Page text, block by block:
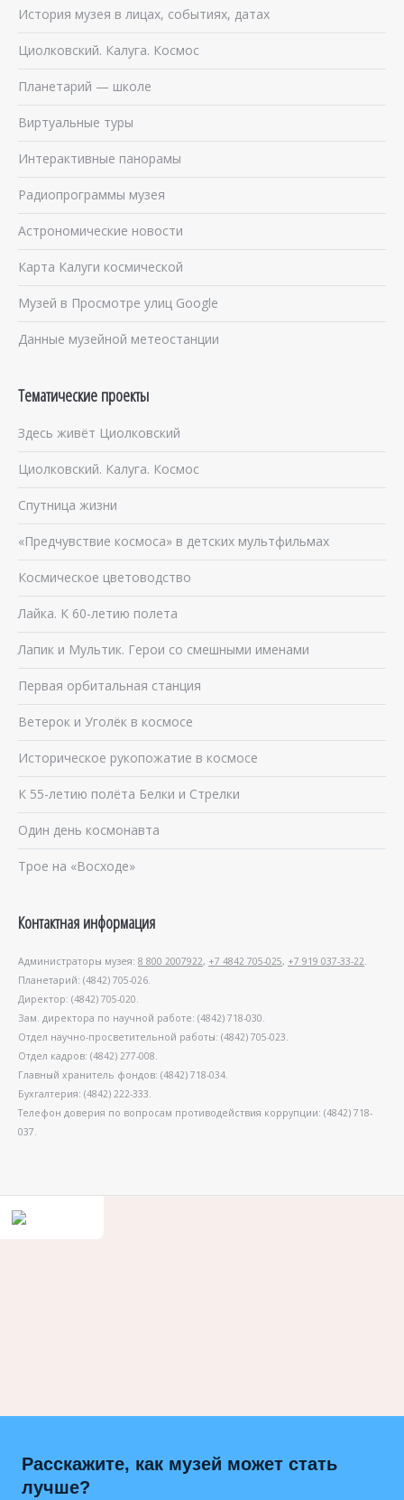
История музея в лицах, событиях, датах
Циолковский. Калуга. Космос
Планетарий — школе
Виртуальные туры
Интерактивные панорамы
Радиопрограммы музея
Астрономические новости
Карта Калуги космической
Музей в Просмотре улиц Google
Данные музейной метеостанции
Тематические проекты
Здесь живёт Циолковский
Циолковский. Калуга. Космос
Спутница жизни
«Предчувствие космоса» в детских мультфильмах
Космическое цветоводство
Лайка. К 60-летию полета
Лапик и Мультик. Герои со смешными именами
Первая орбитальная станция
Ветерок и Уголёк в космосе
Историческое рукопожатие в космосе
К 55-летию полёта Белки и Стрелки
Один день космонавта
Трое на «Восходе»
Контактная информация
Администраторы музея: 8 800 2007922, +7 4842 705-025, +7 919 037-33-22.
Планетарий: (4842) 705-026.
Директор: (4842) 705-020.
Зам. директора по научной работе: (4842) 718-030.
Отдел научно-просветительной работы: (4842) 705-023.
Отдел кадров: (4842) 277-008.
Главный хранитель фондов: (4842) 718-034.
Бухгалтерия: (4842) 222-333.
Телефон доверия по вопросам противодействия коррупции: (4842) 718-
037.
Расскажите, как музей может стать
лучше?